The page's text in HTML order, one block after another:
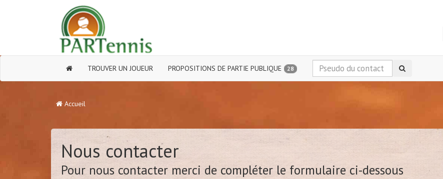
TROUVER UN JOUEUR PROPOSITIONS DE PARTIE PUBLIQUE 28
Accueil
Nous contacter
Pour nous contacter merci de compléter le formulaire ci-dessous